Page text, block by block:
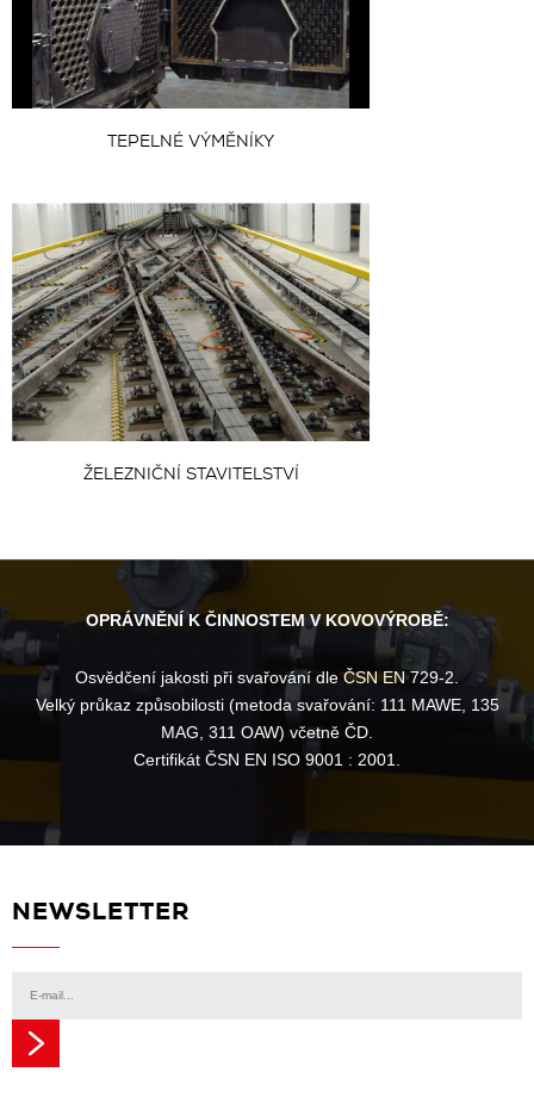
TEPELNÉ VÝMĚNÍKY
ŽELEZNIČNÍ STAVITELSTVÍ
OPRÁVNĚNÍ K ČINNOSTEM V KOVOVÝROBĚ:
Osvědčení jakosti při svařování dle ČSN EN 729-2.
Velký průkaz způsobilosti (metoda svařování: 111 MAWE, 135
MAG, 311 OAW) včetně ČD.
Certifikát ČSN EN ISO 9001 : 2001.
NEWSLETTER